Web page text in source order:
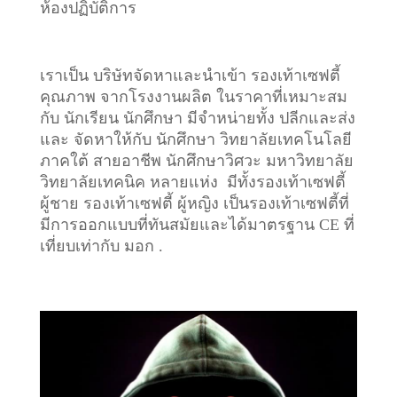
ห้องปฏิบัติการ
เราเป็น บริษัทจัดหาและนำเข้า รองเท้าเซฟตี้
คุณภาพ จากโรงงานผลิต ในราคาที่เหมาะสม
กับ นักเรียน นักศึกษา มีจำหน่ายทั้ง ปลีกและส่ง
และ จัดหาให้กับ นักศึกษา วิทยาลัยเทคโนโลยี
ภาคใต้ สายอาชีพ นักศึกษาวิศวะ มหาวิทยาลัย
วิทยาลัยเทคนิค หลายแห่ง มีทั้งรองเท้าเซฟตี้
ผู้ชาย รองเท้าเซฟตี้ ผู้หญิง เป็นรองเท้าเซฟตี้ที่
มีการออกแบบที่ทันสมัยและได้มาตรฐาน CE ที่
เที่ยบเท่ากับ มอก .